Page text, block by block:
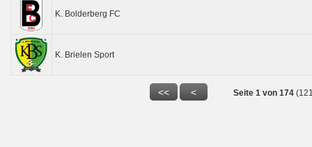
K. Bolderberg FC
K. Brielen Sport
Seite 1 von 174